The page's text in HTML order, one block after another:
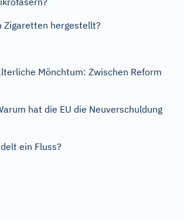
Zigaretten hergestellt?
Mönchtum: Zwischen Reform
hat die EU die Neuverschuldung
ein Fluss?